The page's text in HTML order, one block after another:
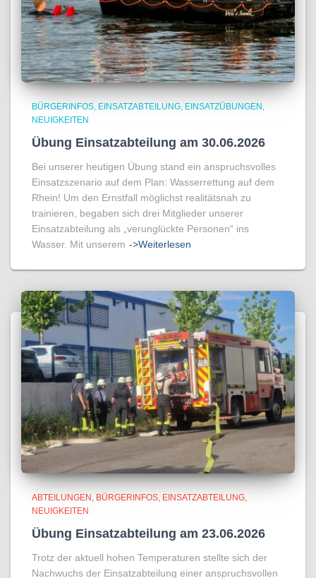
BÜRGERINFOS EINSATZABTEILUNG EINSATZÜBUNGEN
NEUIGKEITEN
Übung Einsatzabteilung am 30.06.2026
Bei unserer heutigen Übung stand ein anspruchsvolles
Einsatzszenario auf dem Plan: Wasserrettung auf dem
Rhein! Um den Ernstfall möglichst realitätsnah zu
trainieren, begaben sich drei Mitglieder unserer
Einsatzabteilung als „verunglückte Personen“ ins
Wasser. Mit unserem ->Weiterlesen
ABTEILUNGEN BÜRGERINFOS EINSATZABTEILUNG
NEUIGKEITEN
Übung Einsatzabteilung am 23.06.2026
Trotz der aktuell hohen Temperaturen stellte sich der
Nachwuchs der Einsatzabteilung einer anspruchsvollen